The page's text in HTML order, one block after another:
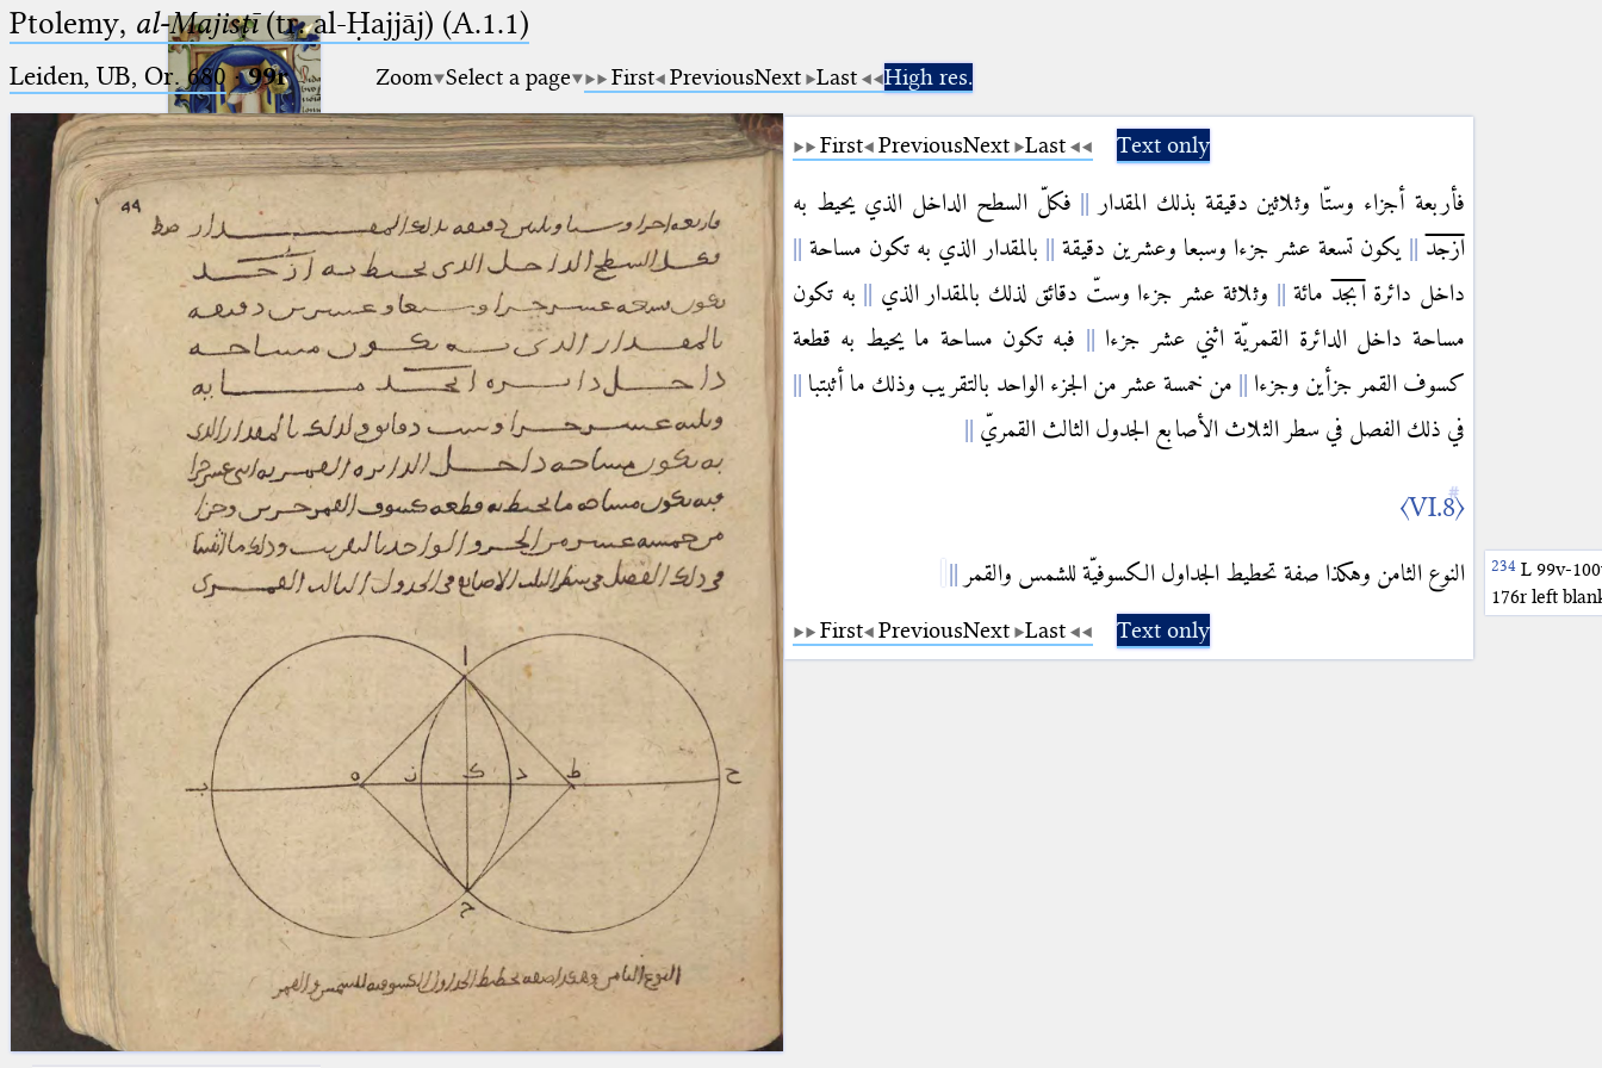
Ptolemaeus
Arabus et Latinus
_
(the underscore) is the placeholder
for exactly one character.
%
(the percent sign) is the
placeholder for no, one or more
than one character.
(two percent signs) is the
placeholder for no, one or more
than one character, but not for
blank space (so that a search ends
at word boundaries).
Project
News
Jobs
Publications
Conference
Arabic Works
Arabic Manuscripts
Latin Works
Latin Manuscripts
Latin Early Prints
Images
Texts
beta Glossary
Resources
Ptolemy, al-Majisṭī(tr. al-Ḥajjāj) (A.1.1)
Leiden, UB, Or. 680·99r Zoom Select a page First PreviousNext Last High res.
First PreviousNext Last Text only
فأربعة أجزاء وستّا وثلاثين دقيقة بذلك المقدار
فكلّ السطح الداخل الذي يحيط به
ازجد
يكون تسعة عشر جزءا وسبعا وعشرين دقيقة
بالمقدار الذي به تكون مساحة
داخل دائرةابجد مائة وثلاثة عشر جزءا وستّ دقائق لذلك بالمقدار الذي
به تكون
مساحة داخل الدائرة القمريّة اثني عشر جزءا
فبه تكون مساحة ما يحيط به قطعة
كسوف القمر جزأين وجزءا
من خمسة عشر من الجزء الواحد بالتقريب وذلك ما أثبتبا
في ذلك الفصل في سطر الثلاث الأصابع الجدول الثالث القمريّ
〈VI.8〉
النوع الثامن وهكذا صفة تحطيط الجداول الكسوفيّة للشمس والقمر
L 99v-
176r left
First PreviousNext Last Text only